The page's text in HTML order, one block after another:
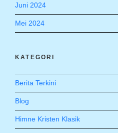
Juni 2024
Mei 2024
KATEGORI
Berita Terkini
Blog
Himne Kristen Klasik